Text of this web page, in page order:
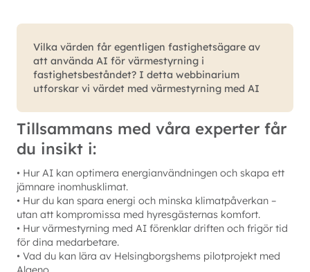
Vilka värden får egentligen fastighetsägare av
att använda AI för värmestyrning i
fastighetsbeståndet? I detta webbinarium
utforskar vi värdet med värmestyrning med AI
Tillsammans med våra experter får
du insikt i:
• Hur AI kan optimera energianvändningen och skapa ett
jämnare inomhusklimat.
• Hur du kan spara energi och minska klimatpåverkan –
utan att kompromissa med hyresgästernas komfort.
• Hur värmestyrning med AI förenklar driften och frigör tid
för dina medarbetare.
• Vad du kan lära av Helsingborgshems pilotprojekt med